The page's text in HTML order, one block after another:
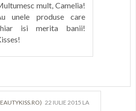
mult, Camelia!
unele produse care
isi merita banii!
22 IULIE 2015 LA